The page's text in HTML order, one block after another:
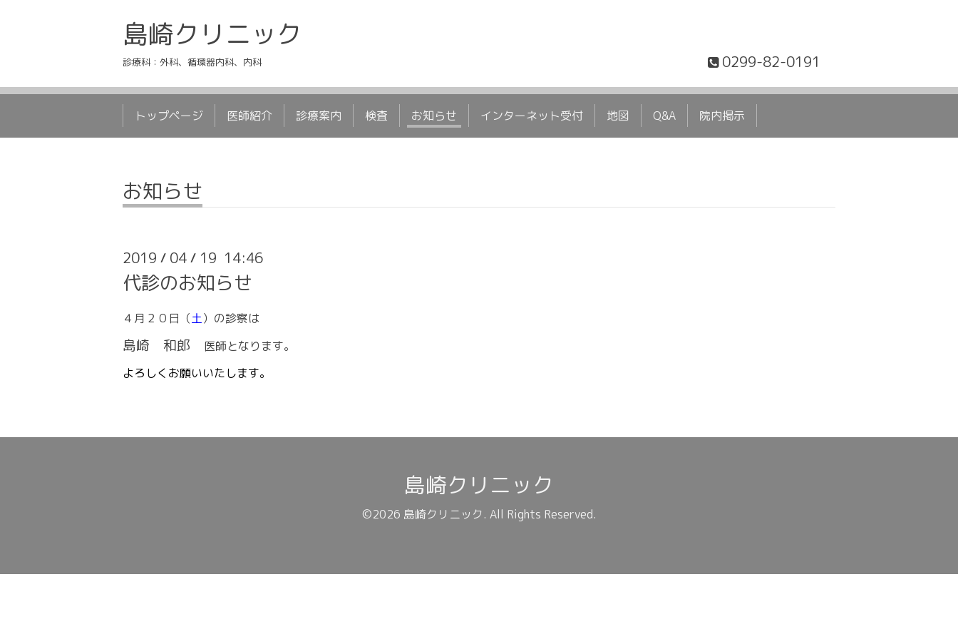
島崎クリニック
診療科：外科、循環器内科、内科 0299-82-0191
トップページ 医師紹介 診療案内 検査 お知らせ インターネット受付 地図 Q&A 院内掲示
お知らせ
2019 / 04 / 19 14:46
代診のお知らせ
４月２０日（土）の診察は
島崎 和郎
医師となります。
よろしくお願いいたします。
島崎クリニック
©2026 島崎クリニック . All Rights Reserved.